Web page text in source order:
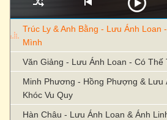
Trúc Ly & Anh Bằng - Lưu Ánh Loan
Mình
Văn Giảng - Lưu Ánh Loan - Có Thế
Minh Phương - Hồng Phượng & Lưu
Khóc Vu Quy
Hàn Châu - Lưu Ánh Loan & Ánh